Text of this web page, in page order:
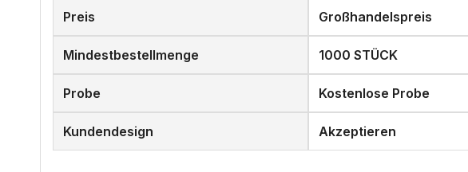
Preis Großhandelspreis
Mindestbestellmenge 1000 STÜCK
Probe Kostenlose Probe
Kundendesign Akzeptieren